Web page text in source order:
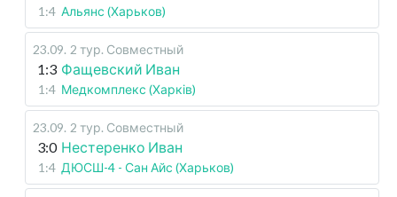
1:4 Альянс (Харьков)
23.09. 2 тур. Совместный
1:3 Фащевский Иван
1:4 Медкомплекс (Харків)
23.09. 2 тур. Совместный
3:0 Нестеренко Иван
1:4 ДЮСШ-4 - Сан Айс (Харьков)